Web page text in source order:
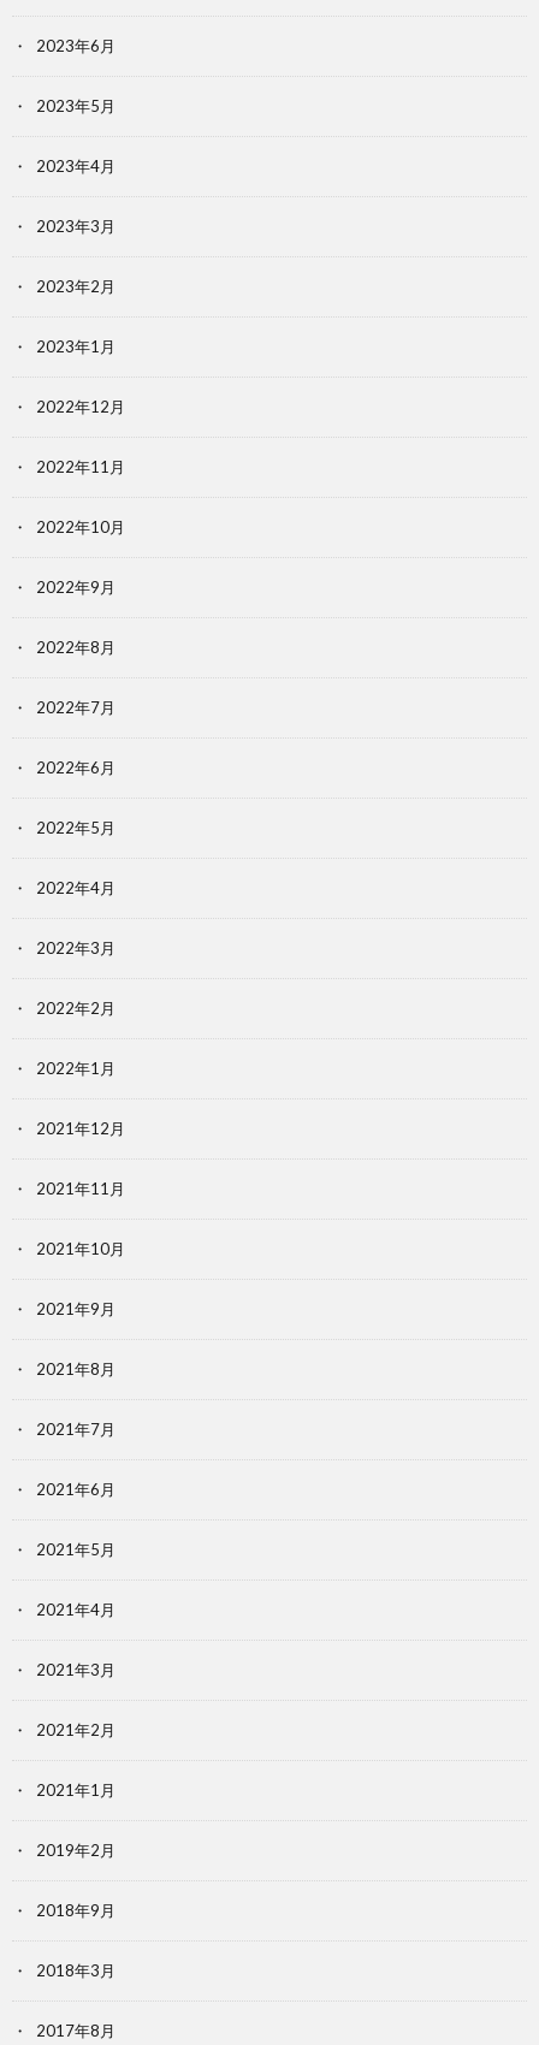
2023年6月
2023年5月
2023年4月
2023年3月
2023年2月
2023年1月
2022年12月
2022年11月
2022年10月
2022年9月
2022年8月
2022年7月
2022年6月
2022年5月
2022年4月
2022年3月
2022年2月
2022年1月
2021年12月
2021年11月
2021年10月
2021年9月
2021年8月
2021年7月
2021年6月
2021年5月
2021年4月
2021年3月
2021年2月
2021年1月
2019年2月
2018年9月
2018年3月
2017年8月